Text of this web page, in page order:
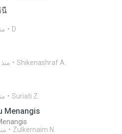
นี้
منذ D
Shikenashraf A.
منذ Suriati Z.
Menangis
منذ 3 Zulkernaim N.